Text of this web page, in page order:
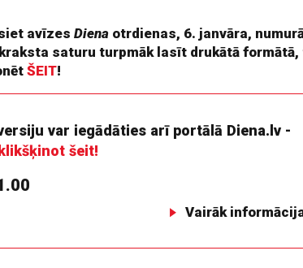
avīzesDiena otrdienas, 6. janvāra,
saturu turpmāk lasīt drukātā formātā,
ŠEIT!
var iegādāties arī portālā Diena.lv -
klikšķinot šeit!
Vairāk